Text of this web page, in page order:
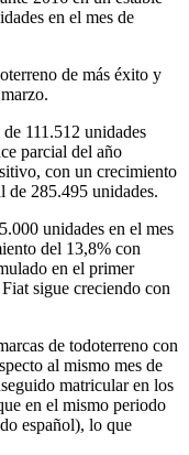
en el mes de
de más éxito y
111.512 unidades
parcial del año
con un crecimiento
de 285.495 unidades.
unidades en el mes
del 13,8% con
en el primer
sigue creciendo con
de todoterreno con
al mismo mes de
matricular en los
en el mismo periodo
español), lo que